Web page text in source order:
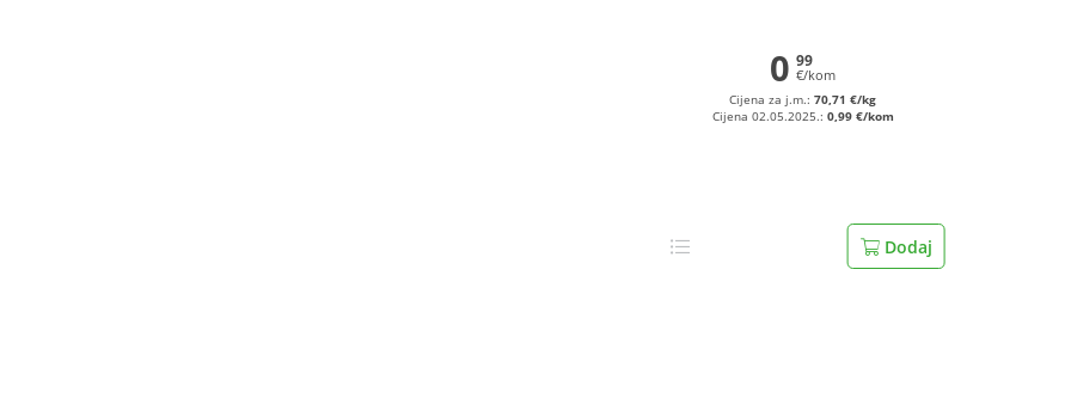
0 99
€/kom
Cijena za j.m.:70,71 €/kg
Cijena 02.05.2025.: 0,99 €/kom
Dodaj